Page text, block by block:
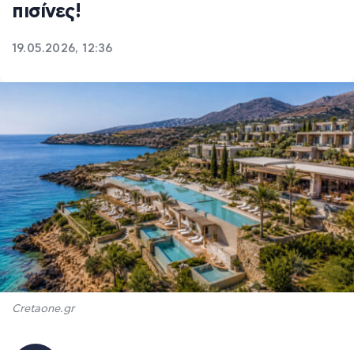
πισίνες!
19.05.2026, 12:36
Cretaone.gr